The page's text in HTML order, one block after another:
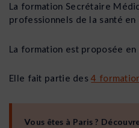
La formation Secrétaire
professionnels de la santé en
La formation est proposée
Elle fait partie des4
Vous êtes à Paris ?